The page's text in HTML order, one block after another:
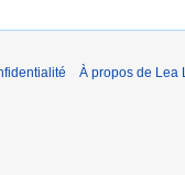
À propos de Lea